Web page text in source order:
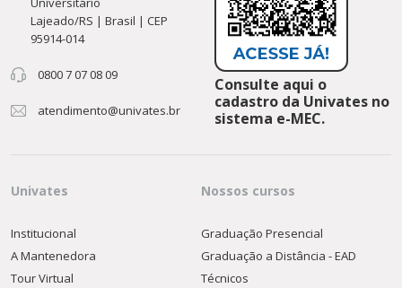
Lajeado/RS | Brasil | CEP
95914-014
0800 7 07 08 09
atendimento@univates.br
Consulte aqui o
cadastro da Univates no
sistema e-MEC.
Univates
Institucional
A Mantenedora
Tour Virtual
Nossos cursos
Graduação Presencial
Graduação a Distância - EAD
Técnicos